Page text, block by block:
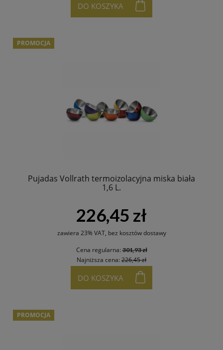
DO KOSZYKA
Pujadas Vollrath termoizolacyjna miska biała
1,6 L.
226,45 zł
zawiera 23% VAT, bez kosztów dostawy
Cena regularna:301,93 zł
Najniższa cena: 226,45 zł
DO KOSZYKA
PROMOCJA
PROMOCJA